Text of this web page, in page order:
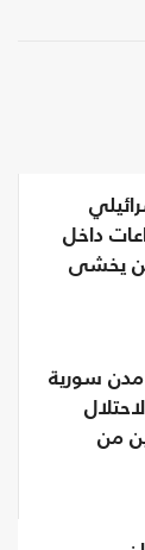
داخل
يخشى
سورية
من